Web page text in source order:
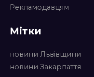
Рекламодавцям
Мітки
новини Львівщини
новини Закарпаття